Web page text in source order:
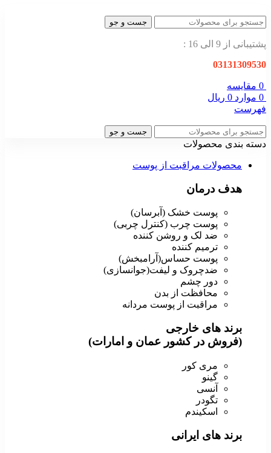
جست و جو
پشتیبانی از 9 الی 16 :
03131309530
0 مقایسه
0 موارد 0 ریال
فهرست
جست و جو
دسته بندی محصولات
محصولات مراقبت از پوست
هدف درمان
پوست خشک (آبرسان)
پوست چرب (کنترل چربی)
ضد لک و روشن کننده
ترمیم کننده
پوست حساس(آرامبخش)
ضدچروک و لیفت(جوانسازی)
دور چشم
محافظت از بدن
مراقبت از پوست مردانه
برند های خارجی
(فروش در کشور عمان و امارات)
مری کور
گینو
آنسی
تگودر
اسکیندم
برند های ایرانی